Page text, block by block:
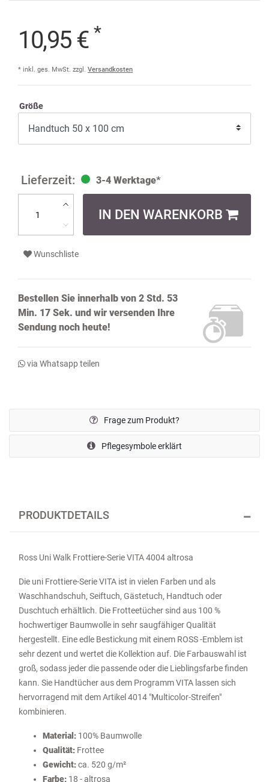
10,95 € *
* inkl. ges. MwSt. zzgl. Versandkosten
Größe
3-4 Werktage*
IN DEN WARENKORB
Wunschliste
Bestellen Sie innerhalb von 2 Std. 53
Min. 16 Sek. und wir versenden Ihre
Sendung noch heute!
via Whatsapp teilen
Frage zum Produkt?
Pflegesymbole erklärt
PRODUKTDETAILS
Ross Uni Walk Frottiere-Serie VITA 4004 altrosa
Die uni Frottiere-Serie VITA ist in vielen Farben und als
Waschhandschuh, Seiftuch, Gästetuch, Handtuch oder
Duschtuch erhältlich. Die Frotteetücher sind aus 100 %
hochwertiger Baumwolle in sehr saugfähiger Qualität
hergestellt. Eine edle Bestickung mit einem ROSS -Emblem ist
sehr dezent und wertet die Kollektion auf. Die Farbauswahl ist
groß, sodass jeder die passende oder die Lieblingsfarbe finden
kann. Sie Handtücher aus dem Programm VITA lassen sich
hervorragend mit dem Artikel 4014 "Multicolor-Streifen"
kombinieren.
Material: 100% Baumwolle
Qualität: Frottee
Gewicht:ca. 520 g/m²
Farbe: 18 - altrosa